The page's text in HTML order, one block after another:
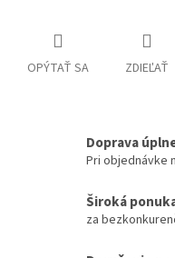
OPÝTAŤ SA ZDIEĽAŤ
Doprava
Pri objednávke
Široká
za